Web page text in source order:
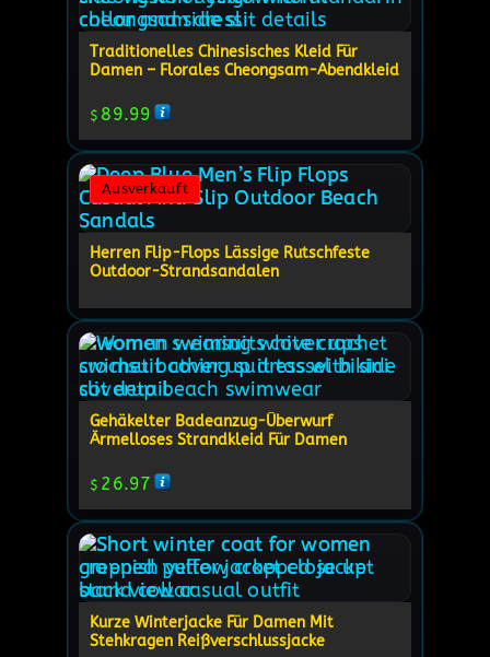
Traditionelles Chinesisches Kleid Für
Damen – Florales Cheongsam-Abendkleid
$ 89.99
Ausverkauft
Herren Flip-Flops Lässige Rutschfeste
Outdoor-Strandsandalen
Gehäkelter Badeanzug-Überwurf
Ärmelloses Strandkleid Für Damen
$ 26.97
Kurze Winterjacke Für Damen Mit
Stehkragen Reißverschlussjacke